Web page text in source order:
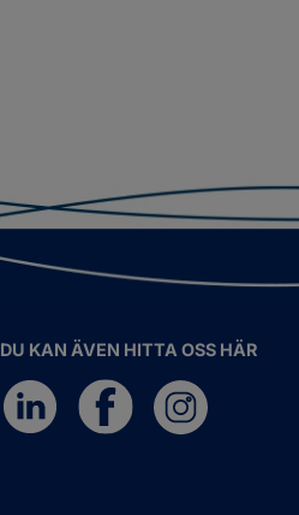
DU KAN ÄVEN HITTA OSS HÄR